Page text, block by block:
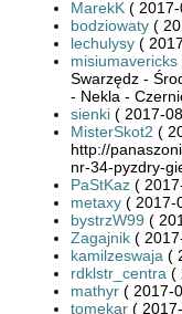
MarekK (
bodziowaty (
lechulysy (
misiumavericks
Swarzędz -
- Nekla -
sienki ( 2017-
MisterSkot2 (
http://
nr-34-pyzdry-
PaStKaz (
metaxy ( 2017-
bystrzW99 (
Zagajnik (
kamilzeswaja (
rdklstr_centra (
mathyr ( 2017-
tomekar (